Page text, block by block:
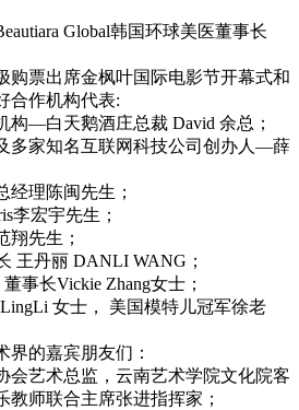
Global韩国环球美医董事长
购票出席金枫叶国际电影节开幕式和
合作机构代表:
构—白天鹅酒庄总裁 David 余总；
多家知名互联网科技公司创办人—薛
经理陈闽先生；
李宏宇先生；
翔先生；
王丹丽 DANLI WANG；
事长Vickie Zhang女士；
女士， 美国模特儿冠军徐老
界的嘉宾朋友们：
会艺术总监，云南艺术学院文化院客
教师联合主席张进指挥家；